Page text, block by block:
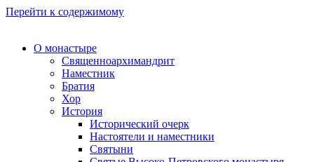
Перейти к содержимому
О монастыре
Священноархимандрит
Наместник
Братия
Хор
История
Исторический очерк
Настоятели и наместники
Святыни